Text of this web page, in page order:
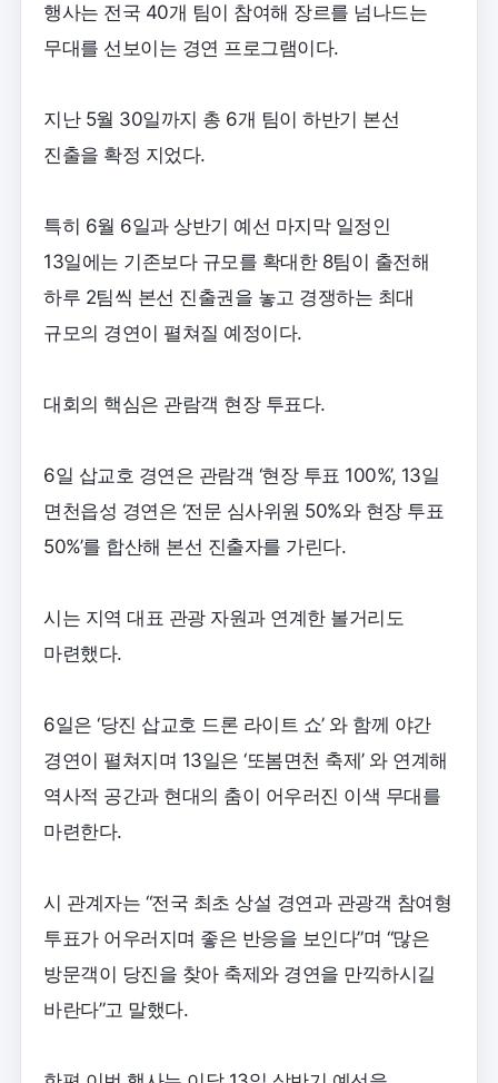
행사는 전국 40개 팀이 참여해 장르를 넘나드는
무대를 선보이는 경연 프로그램이다.
지난 5월 30일까지 총 6개 팀이 하반기 본선
진출을 확정 지었다.
특히 6월 6일과 상반기 예선 마지막 일정인
13일에는 기존보다 규모를 확대한 8팀이 출전해
하루 2팀씩 본선 진출권을 놓고 경쟁하는 최대
규모의 경연이 펼쳐질 예정이다.
대회의 핵심은 관람객 현장 투표다.
6일 삽교호 경연은 관람객 ‘현장 투표 100%’, 13일
면천읍성 경연은 ‘전문 심사위원 50%와 현장 투표
50%’를 합산해 본선 진출자를 가린다.
시는 지역 대표 관광 자원과 연계한 볼거리도
마련했다.
6일은 ‘당진 삽교호 드론 라이트 쇼’ 와 함께 야간
경연이 펼쳐지며 13일은 ‘또봄면천 축제’ 와 연계해
역사적 공간과 현대의 춤이 어우러진 이색 무대를
마련한다.
시 관계자는 “전국 최초 상설 경연과 관광객 참여형
투표가 어우러지며 좋은 반응을 보인다”며 “많은
방문객이 당진을 찾아 축제와 경연을 만끽하시길
바란다”고 말했다.